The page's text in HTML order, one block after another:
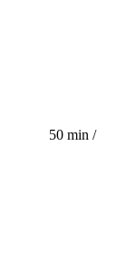
50 min /